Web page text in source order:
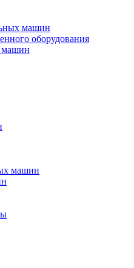
машин
оборудования
машин
машин